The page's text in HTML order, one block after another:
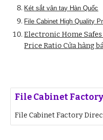
Két sắt vân tay Hàn Quốc
File Cabinet High Quality
Electronic Home
Price Ratio Cửa hàng
File Cabinet
File Cabinet Factory